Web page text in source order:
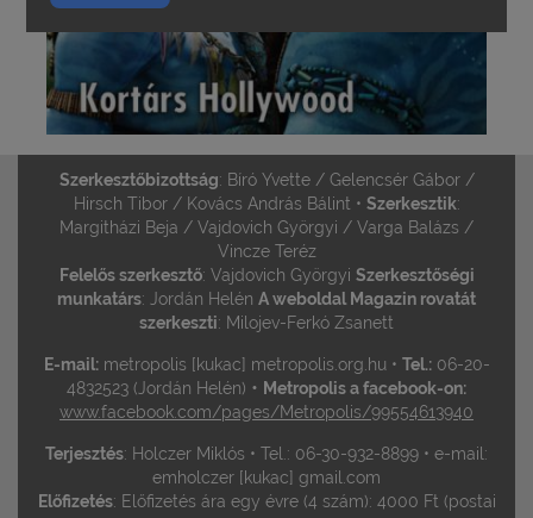
Szerkesztőbizottság: Bíró Yvette / Gelencsér Gábor /
Hirsch Tibor / Kovács András Bálint • Szerkesztik:
Margitházi Beja / Vajdovich Györgyi / Varga Balázs /
Vincze Teréz
Felelős szerkesztő: Vajdovich Györgyi Szerkesztőségi
munkatárs: Jordán Helén A weboldal Magazin rovatát
szerkeszti: Milojev-Ferkó Zsanett
E-mail:metropolis [kukac] metropolis.org.hu • Tel.:06-20-
4832523 (Jordán Helén) • Metropolis a facebook-on:
www.facebook.com/pages/Metropolis/99554613940
Terjesztés: Holczer Miklós • Tel.: 06-30-932-8899 • e-mail:
emholczer [kukac] gmail.com
Előfizetés: Előfizetés ára egy évre (4 szám): 4000 Ft (postai